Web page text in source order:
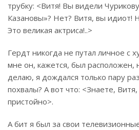
трубку: <Витя! Вы видели
Казановы»? Нет? Витя, вы идиот!
Это великая актриса!..>
Гердт никогда не путал личное с
мне он, кажется, был расположен,
делаю, я дождался только пару
похвалы? А вот что: <Знаете,
пристойно>.
А бит я был за свои